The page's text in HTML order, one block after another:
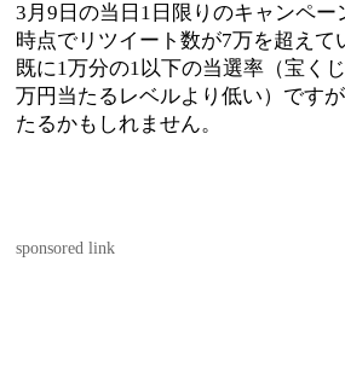
3月9日の当日1日限りのキャンペー
時点でリツイート数が7万を超えて
既に1万分の1以下の当選率（宝く
万円当たるレベルより低い）です
たるかもしれません。
sponsored link